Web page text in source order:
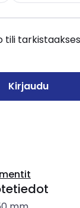
tili
Kirjaudu